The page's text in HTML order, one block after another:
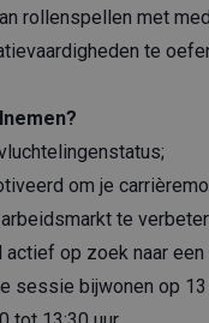
rollenspellen met
te
om je
te
op zoek naar een
sessie bijwonen op